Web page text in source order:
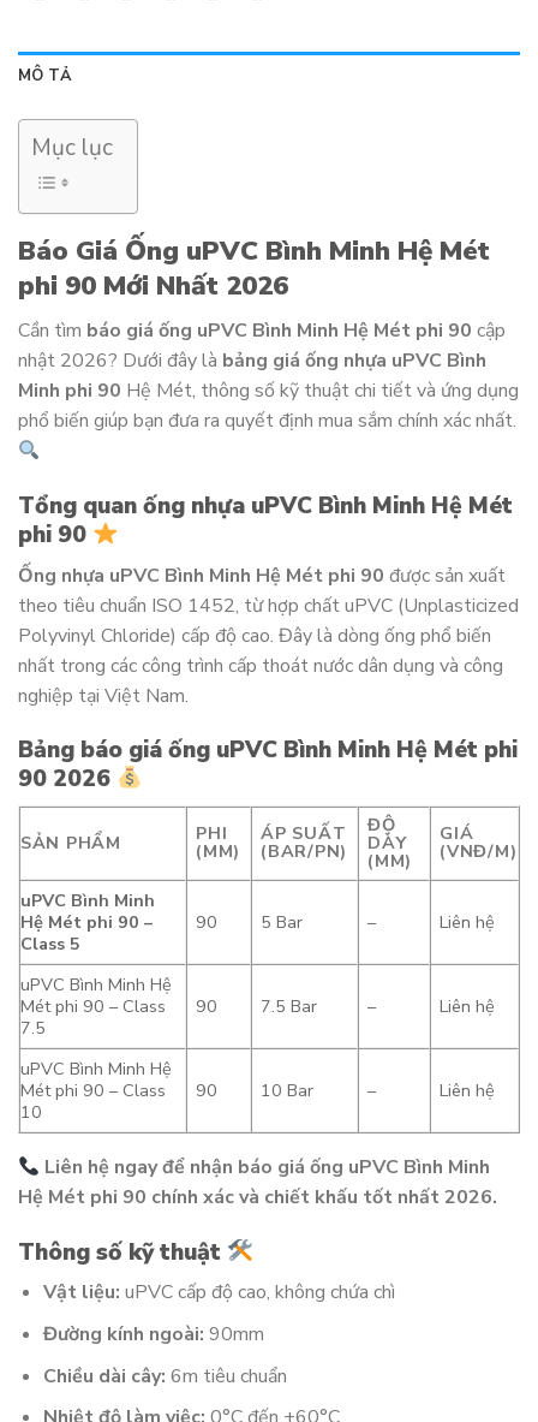
MÔ TẢ
Mục lục
Báo Giá Ống uPVC Bình Minh Hệ Mét
phi 90 Mới Nhất 2026
Cần tìm báo giá ống uPVC Bình Minh Hệ Mét phi 90 cập
nhật 2026? Dưới đây là bảng giá ống nhựa uPVC Bình
Minh phi 90 Hệ Mét, thông số kỹ thuật chi tiết và ứng dụng
phổ biến giúp bạn đưa ra quyết định mua sắm chính xác nhất.
Tổng quan ống nhựa uPVC Bình Minh Hệ Mét
phi 90
Ống nhựa uPVC Bình Minh Hệ Mét phi 90 được sản xuất
theo tiêu chuẩn ISO 1452, từ hợp chất uPVC (Unplasticized
Polyvinyl Chloride) cấp độ cao. Đây là dòng ống phổ biến
nhất trong các công trình cấp thoát nước dân dụng và công
nghiệp tại Việt Nam.
Bảng báo giá ống uPVC Bình Minh Hệ Mét phi
90 2026
SẢN PHẨM PHI
(MM)
ÁP SUẤT
(BAR/PN)
ĐỘ
DÀY
(MM)
GIÁ
(VNĐ/M)
uPVC Bình Minh
Hệ Mét phi 90 –
Class 5
90 5 Bar – Liên hệ
uPVC Bình Minh Hệ
Mét phi 90 – Class
7.5
90 7.5 Bar – Liên hệ
uPVC Bình Minh Hệ
Mét phi 90 – Class
10
90 10 Bar – Liên hệ
Liên hệ ngay để nhận báo giá ống uPVC Bình Minh
Hệ Mét phi 90 chính xác và chiết khấu tốt nhất 2026.
Thông số kỹ thuật
Vật liệu: uPVC cấp độ cao, không chứa chì
Đường kính ngoài: 90mm
Chiều dài cây: 6m tiêu chuẩn